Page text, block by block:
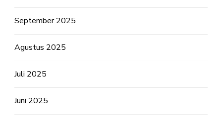
September 2025
Agustus 2025
Juli 2025
Juni 2025